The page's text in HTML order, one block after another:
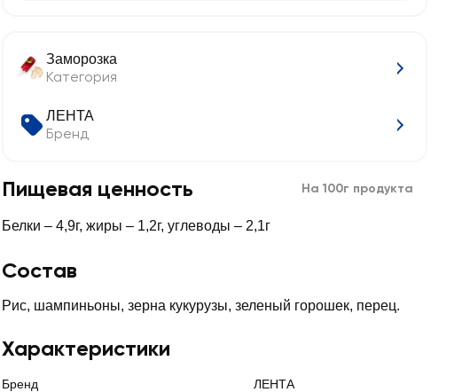
Заморозка
Категория
ЛЕНТА
Бренд
Пищевая ценность На 100г продукта
Белки – 4,9г, жиры – 1,2г, углеводы – 2,1г
Состав
Рис, шампиньоны, зерна кукурузы, зеленый горошек, перец.
Характеристики
Бренд ЛЕНТА